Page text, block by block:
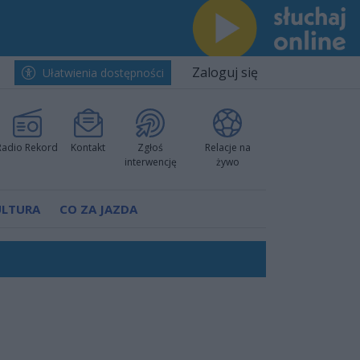
Ułatwienia dostępności Zaloguj się
Rekord Kontakt
Zgłoś
interwencję
Relacje na
żywo
CO ZA JAZDA